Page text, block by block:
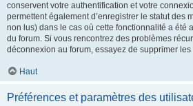
conservent votre authentification et votre
permettent également d’enregistrer le statut des
non lus) dans le cas où cette fonctionnalité a été
du forum. Si vous rencontrez des problèmes
déconnexion au forum, essayez de supprimer les
Haut
Préférences et paramètres des